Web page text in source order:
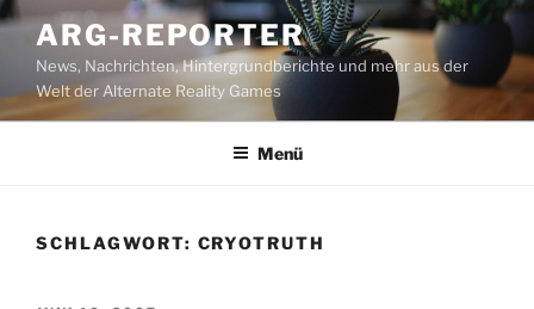
Zum
Inhalt
springen
ARG-REPORTER
News, Nachrichten, Hintergrundberichte und mehr aus der
Welt der Alternate Reality Games
Menü
SCHLAGWORT: CRYOTRUTH